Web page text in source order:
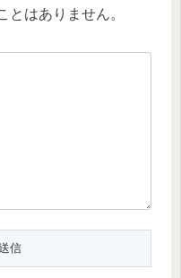
とはありません。